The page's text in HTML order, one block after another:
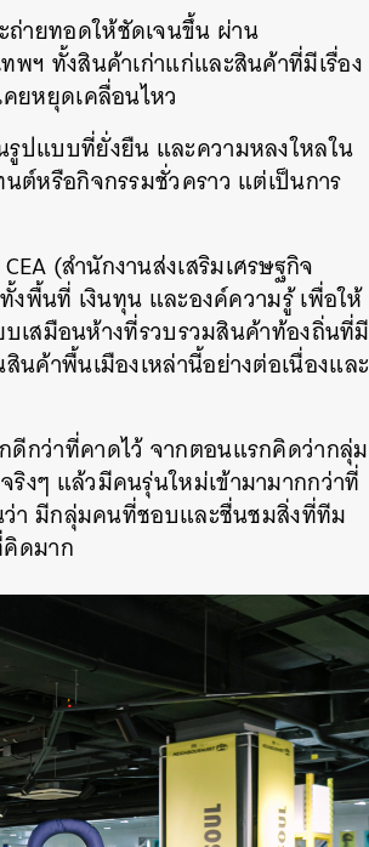
ถ่ายทอดให้ชัดเจนขึ้น ผ่าน
ฯ ทั้งสินค้าเก่าแก่และสินค้าที่มีเรื่อง
ยหยุดเคลื่อนไหว
รูปแบบที่ยั่งยืน และความหลงใหลใน
ต์หรือกิจกรรมชั่วคราว แต่เป็นการ
(สำนักงานส่งเสริมเศรษฐกิจ
พื้นที่ เงินทุน และองค์ความรู้ เพื่อให้
เสมือนห้างที่รวบรวมสินค้าท้องถิ่นที่มี
นค้าพื้นเมืองเหล่านี้อย่างต่อเนื่องและ
กว่าที่คาดไว้ จากตอนแรกคิดว่ากลุ่ม
ริงๆ แล้วมีคนรุ่นใหม่เข้ามามากกว่าที่
ว่า มีกลุ่มคนที่ชอบและชื่นชมสิ่งที่ทีม
ดมาก
EMAIL